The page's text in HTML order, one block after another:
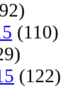
(110)
(122)